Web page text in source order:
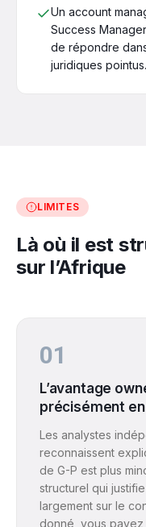
Un account
Success
de répondre
juridiques pointus.
LIMITES
Là où il est
sur l’Afrique
01
L’avantage
précisément
Les analystes
reconnaissent
de G-P est plus
structurel qui
largement sur le
donné, vous